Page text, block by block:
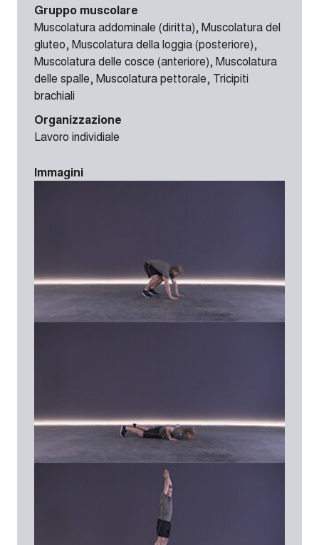
Gruppo muscolare
Muscolatura addominale (diritta), Muscolatura del
gluteo, Muscolatura della loggia (posteriore),
Muscolatura delle cosce (anteriore), Muscolatura
delle spalle, Muscolatura pettorale, Tricipiti
brachiali
Organizzazione
Lavoro individiale
Immagini